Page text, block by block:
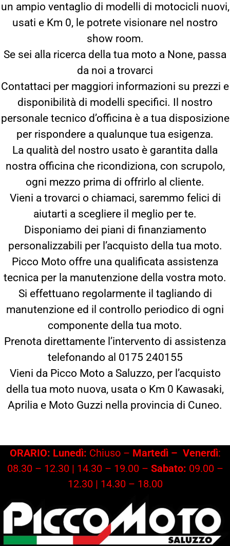
un ampio ventaglio di modelli di motocicli nuovi,
usati e Km 0, le potrete visionare nel nostro
show room.
Se sei alla ricerca della tua moto a None, passa
da noi a trovarci
Contattaci per maggiori informazioni su prezzi e
disponibilità di modelli specifici. Il nostro
personale tecnico d’officina è a tua disposizione
per rispondere a qualunque tua esigenza.
La qualità del nostro usato è garantita dalla
nostra officina che ricondiziona, con scrupolo,
ogni mezzo prima di offrirlo al cliente.
Vieni a trovarci o chiamaci, saremmo felici di
aiutarti a scegliere il meglio per te.
Disponiamo dei piani di finanziamento
personalizzabili per l’acquisto della tua moto.
Picco Moto offre una qualificata assistenza
tecnica per la manutenzione della vostra moto.
Si effettuano regolarmente il tagliando di
manutenzione ed il controllo periodico di ogni
componente della tua moto.
Prenota direttamente l’intervento di assistenza
telefonando al 0175 240155
Vieni da Picco Moto a Saluzzo, per l’acquisto
della tua moto nuova, usata o Km 0 Kawasaki,
Aprilia e Moto Guzzi nella provincia di Cuneo.
ORARIO: Lunedì: Chiuso – Martedì – Venerdì:
08.30 – 12.30 | 14.30 – 19.00 – Sabato: 09.00 –
12.30 | 14.30 – 18.00